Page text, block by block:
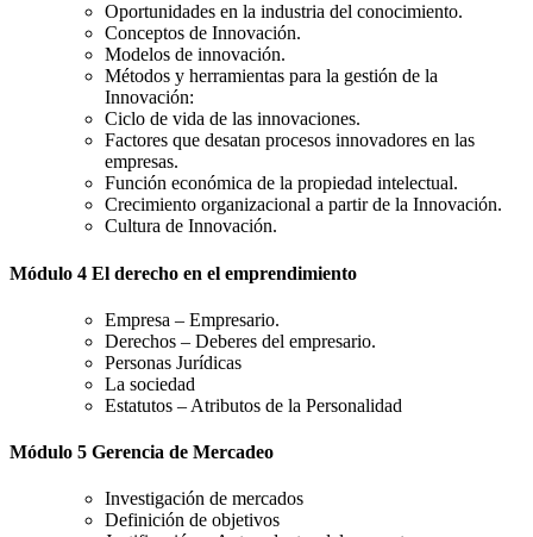
Oportunidades en la industria del conocimiento.
Conceptos de Innovación.
Modelos de innovación.
Métodos y herramientas para la gestión de la
Innovación:
Ciclo de vida de las innovaciones.
Factores que desatan procesos innovadores en las
empresas.
Función económica de la propiedad intelectual.
Crecimiento organizacional a partir de la Innovación.
Cultura de Innovación.
Módulo 4 El derecho en el emprendimiento
Empresa – Empresario.
Derechos – Deberes del empresario.
Personas Jurídicas
La sociedad
Estatutos – Atributos de la Personalidad
Módulo 5 Gerencia de Mercadeo
Investigación de mercados
Definición de objetivos